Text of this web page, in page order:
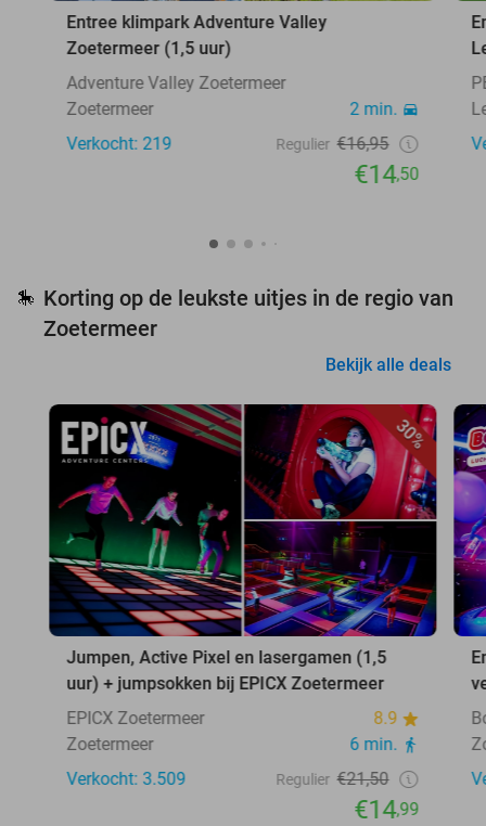
Entree klimpark Adventure Valley
Zoetermeer (1,5 uur)
Adventure Valley Zoetermeer
Zoetermeer
2 min.
Verkocht: 219
Regulier €16,95
€14,50
🎠 Korting op de leukste uitjes in de regio van
Zoetermeer
Bekijk alle deals
30%
Jumpen, Active Pixel en lasergamen (1,5
uur) + jumpsokken bij EPICX Zoetermeer
EPICX Zoetermeer
8.9
Zoetermeer
6 min.
Verkocht: 3.509
Regulier €21,50
€14,99